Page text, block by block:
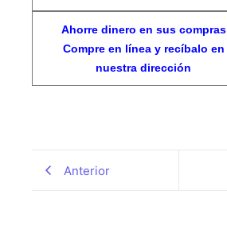
Ahorre dinero en sus compras
Compre en línea y recíbalo en
nuestra dirección
Anterior